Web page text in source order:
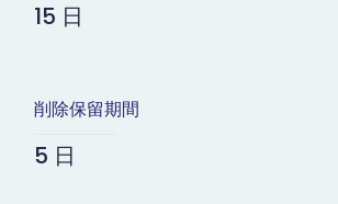
15 日
削除保留期間
5 日